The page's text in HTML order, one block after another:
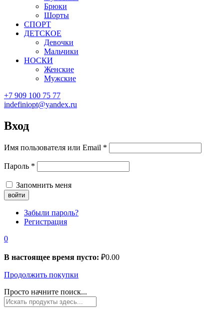
Брюки
Шорты
СПОРТ
ДЕТСКОЕ
Девочки
Мальчики
НОСКИ
Женские
Мужские
+7 909 100 75 77
indefiniopt@yandex.ru
Вход
Имя пользователя или Email *
Пароль *
Запомнить меня
Забыли пароль?
Регистрация
0
В настоящее время пусто: ₽0.00
Продолжить покупки
Просто начните поиск...